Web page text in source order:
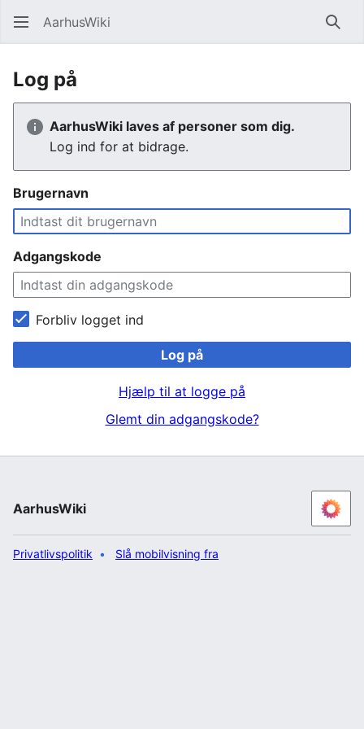
AarhusWiki Søg
Log på
AarhusWiki laves af personer som dig.
Log ind for at bidrage.
Brugernavn
Adgangskode
Forbliv logget ind
Log på
Hjælp til at logge på
Glemt din adgangskode?
AarhusWiki
Privatlivspolitik Slå mobilvisning fra